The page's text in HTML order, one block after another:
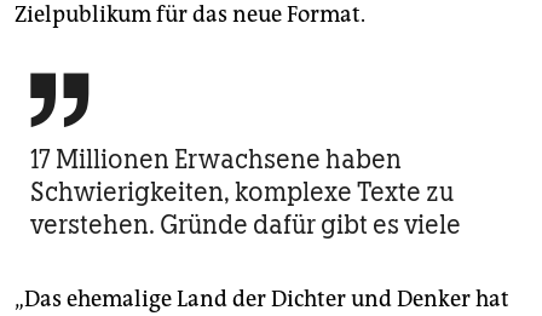
Zielpublikum für das neue Format.

17 Millionen Erwachsene haben
Schwierigkeiten, komplexe Texte zu
verstehen. Gründe dafür gibt es viele
„Das ehemalige Land der Dichter und Denker hat